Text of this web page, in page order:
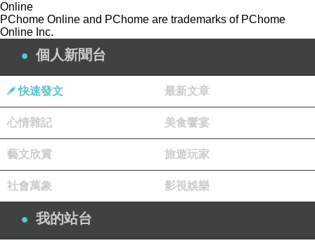
Online
PChome Online and PChome are trademarks of PChome
Online Inc.
個人新聞台
快速發文 最新文章
心情雜記 美食饗宴
藝文欣賞 旅遊玩家
社會萬象 影視娛樂
我的站台